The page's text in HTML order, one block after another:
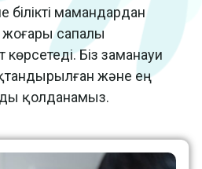
білікті мамандардан
сапалы
Біз заманауи
және ең
қолданамыз.